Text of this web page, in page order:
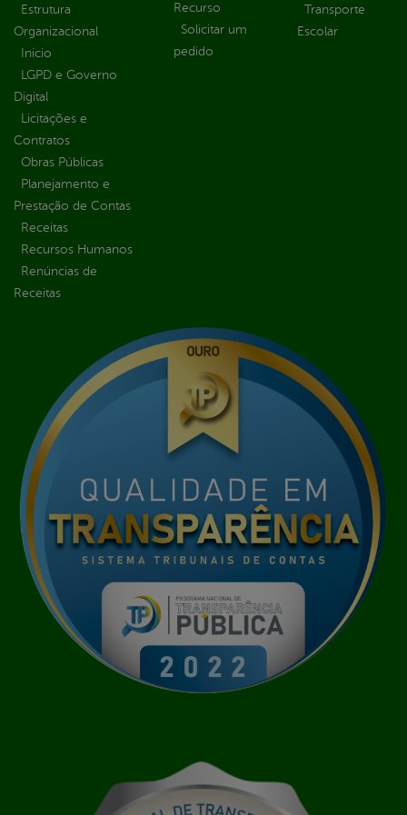
Estrutura
Organizacional
Inicio
LGPD e Governo
Digital
Licitações e
Contratos
Obras Públicas
Planejamento e
Prestação de Contas
Receitas
Recursos Humanos
Renúncias de
Receitas
Recurso
Solicitar um
pedido
Transporte
Escolar